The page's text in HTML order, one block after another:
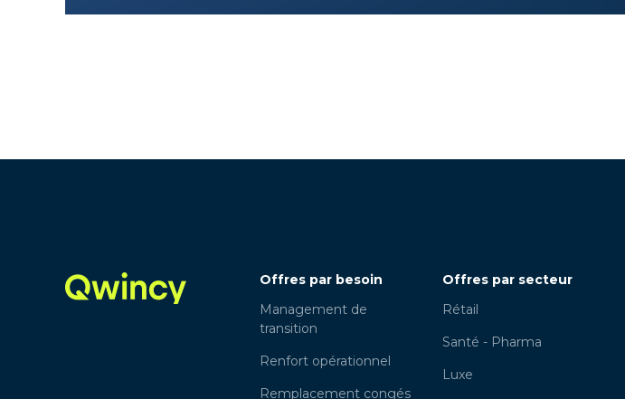
Offres par besoin
Management de
transition
Renfort opérationnel
Remplacement congés
Offres par secteur
Rétail
Santé - Pharma
Luxe